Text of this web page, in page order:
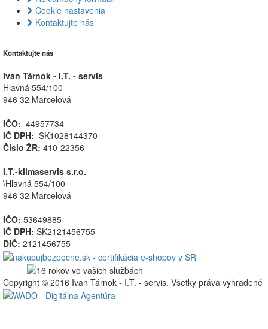
Cookie nastavenia
Kontaktujte nás
Kontaktujte nás
Ivan Tárnok - I.T. - servis
Hlavná 554/100
946 32 Marcelová
IČO: 44957734
IČ DPH: SK1028144370
Číslo ŽR: 410-22356
I.T.-klimaservis s.r.o.
\Hlavná 554/100
946 32 Marcelová
IČO: 53649885
IČ DPH: SK2121456755
DIČ: 2121456755
Copyright © 2016 Ivan Tárnok - I.T. - servis. Všetky práva vyhradené